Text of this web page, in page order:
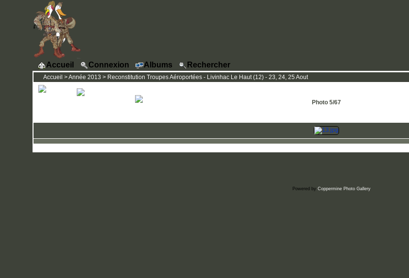
Accueil Connexion Albums Rechercher
Accueil >Année 2013 > Reconstitution Troupes Aéroportées - Livinhac Le Haut (12) - 23, 24, 25 Aout
Photo 5/67
Powered by Coppermine Photo Gallery